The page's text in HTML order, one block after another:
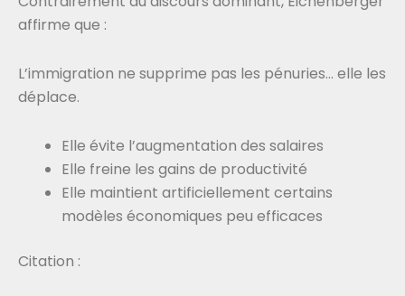
affirme que :
L’immigration ne supprime pas les pénuries… elle les
déplace.
Elle évite l’augmentation des salaires
Elle freine les gains de productivité
Elle maintient artificiellement certains
modèles économiques peu efficaces
Citation :